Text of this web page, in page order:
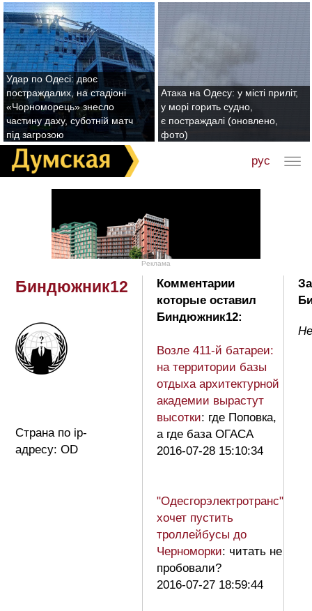
Удар по Одесі: двоє
постраждалих, на стадіоні
«Чорноморець» знесло
частину даху, суботній матч
під загрозою
Атака на Одесу: у місті приліт,
у морі горить судно,
є постраждалі (оновлено,
фото)
рус
Реклама
Биндюжник12
Страна по ip-
адресу: OD
Комментарии
которые оставил
Биндюжник12:
Возле 411-й батареи:
на территории базы
отдыха архитектурной
академии вырастут
высотки: где Поповка,
а где база ОГАСА
2016-07-28 15:10:34
"Одесгорэлектротранс"
хочет пустить
троллейбусы до
Черноморки: читать не
пробовали?
2016-07-27 18:59:44